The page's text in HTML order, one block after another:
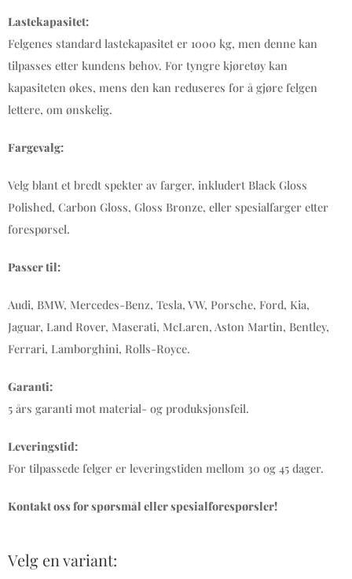
Lastekapasitet:
Felgenes standard lastekapasitet er 1000 kg, men denne kan
tilpasses etter kundens behov. For tyngre kjøretøy kan
kapasiteten økes, mens den kan reduseres for å gjøre felgen
lettere, om ønskelig.
Fargevalg:
Velg blant et bredt spekter av farger, inkludert Black Gloss
Polished, Carbon Gloss, Gloss Bronze, eller spesialfarger etter
forespørsel.
Passer til:
Audi, BMW, Mercedes-Benz, Tesla, VW, Porsche, Ford, Kia,
Jaguar, Land Rover, Maserati, McLaren, Aston Martin, Bentley,
Ferrari, Lamborghini, Rolls-Royce.
Garanti:
5 års garanti mot material- og produksjonsfeil.
Leveringstid:
For tilpassede felger er leveringstiden mellom 30 og 45 dager.
Kontakt oss for spørsmål eller spesialforespørsler!
Velg en variant: